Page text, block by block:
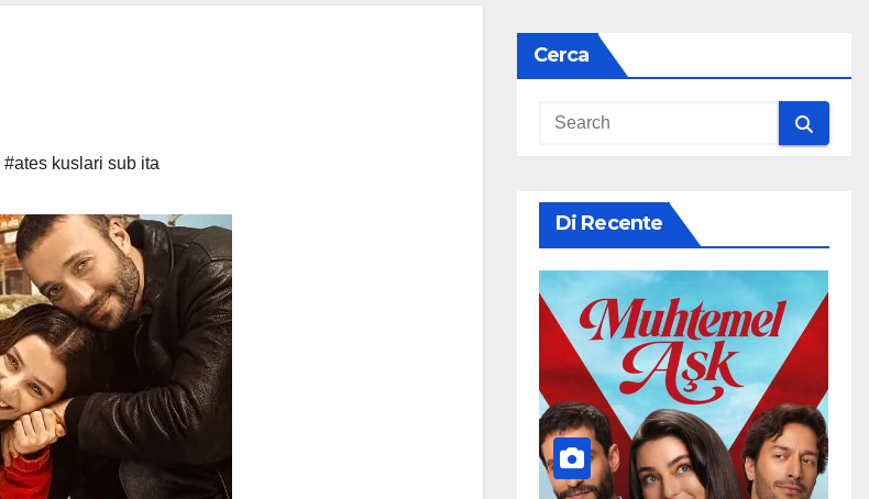
#ates kuslari sub ita
Cerca
Di Recente